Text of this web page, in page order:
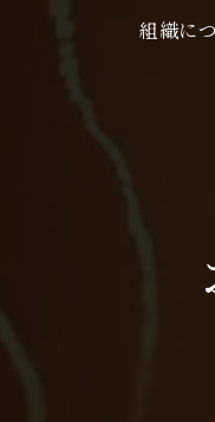
組織に